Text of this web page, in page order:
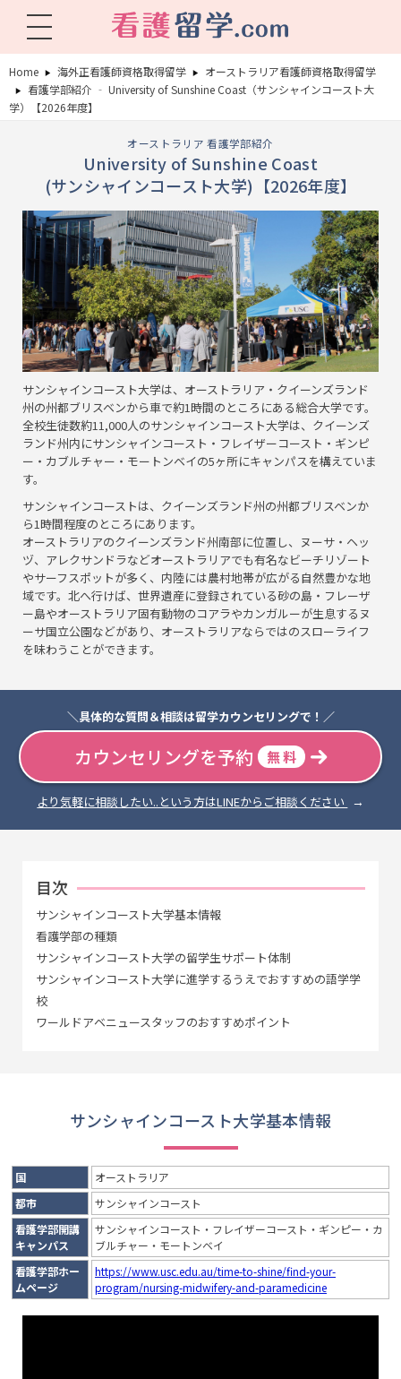
看護留学.com
World Avenueは海外就職、 永住を目指す看護留学をサポートします !
Home 海外正看護師資格取得留学
オーストラリア看護師資格取得留学
看護学部紹介 ‐ University of Sunshine Coast（サンシャインコースト大
学）【2026年度】
オーストラリア 看護学部紹介
University of Sunshine Coast
(サンシャインコースト大学)【2026年度】
サンシャインコースト大学は、オーストラリア・クイーンズランド
州の州都ブリスベンから車で約1時間のところにある総合大学です。
全校生徒数約11,000人のサンシャインコースト大学は、クイーンズ
ランド州内にサンシャインコースト・フレイザーコースト・ギンピ
ー・カブルチャー・モートンベイの5ヶ所にキャンパスを構えていま
す。
サンシャインコーストは、クイーンズランド州の州都ブリスベンか
ら1時間程度のところにあります。
オーストラリアのクイーンズランド州南部に位置し、ヌーサ・ヘッ
ヅ、アレクサンドラなどオーストラリアでも有名なビーチリゾート
やサーフスポットが多く、内陸には農村地帯が広がる自然豊かな地
域です。北へ行けば、世界遺産に登録されている砂の島・フレーザ
ー島やオーストラリア固有動物のコアラやカンガルーが生息するヌ
ーサ国立公園などがあり、オーストラリアならではのスローライフ
を味わうことができます。
＼具体的な質問＆相談は留学カウンセリングで！／
カウンセリングを予約 無 料
より気軽に相談したい..という方はLINEからご相談ください
目次
サンシャインコースト大学基本情報
看護学部の種類
サンシャインコースト大学の留学生サポート体制
サンシャインコースト大学に進学するうえでおすすめの語学学
校
ワールドアベニュースタッフのおすすめポイント
サンシャインコースト大学基本情報
国
オーストラリア
都市
サンシャインコースト
看護学部開講
キャンパス
サンシャインコースト・フレイザーコースト・ギンピー・カ
ブルチャー・モートンベイ
看護学部ホー
ムページ
https://www.usc.edu.au/time-to-shine/find-your-
program/nursing-midwifery-and-paramedicine